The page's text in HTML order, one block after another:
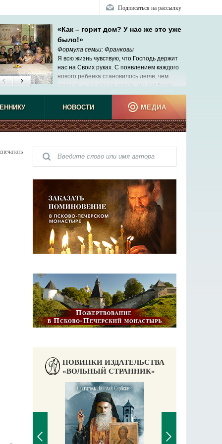
Подписаться на рассылку
«Как – горит дом? У нас же это уже
было!»
Формула семьи: Франковы
Я всю жизнь чувствую, что Господь держит
нас на Своих руках. С появлением каждого
нового ребенка становилось легче, чем
раньше, – и я всегда знала, что так будет.
НОВОСТИ МЕДИА
НОВИНКИ ИЗДАТЕЛЬСТВА
«ВОЛЬНЫЙ СТРАННИК»